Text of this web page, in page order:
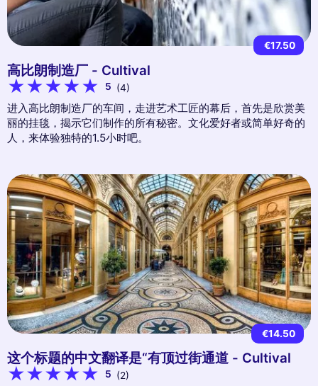
€17.50
高比朗制造厂 - Cultival
5 (4)
进入高比朗制造厂的车间，走进艺术工匠的幕后，首先是欣赏美
丽的挂毯，揭示它们制作的所有秘密。文化爱好者或简单好奇的
人，来体验独特的1.5小时吧。
€14.50
这个标题的中文翻译是“有顶过街通道 - Cultival
5 (2)